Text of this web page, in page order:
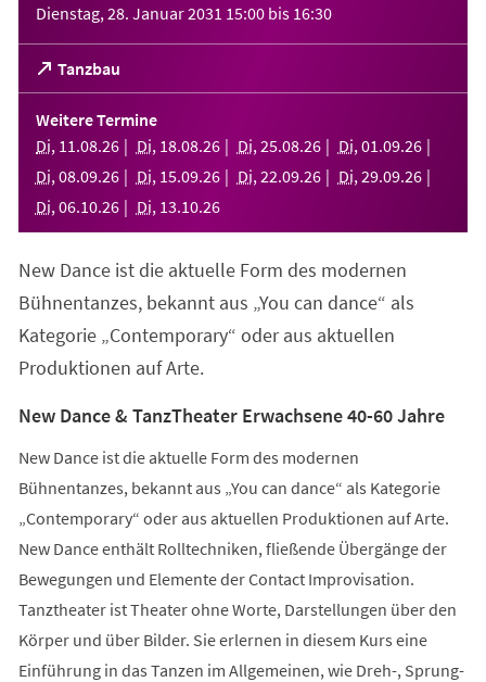
Dienstag, 28. Januar 2031 15:00 bis 16:30
Tanzbau
(Öffnet
in
einem
neuen
Tab)
Weitere Termine
Di, 11 .08.26 Di, 18.08.26 Di, 25.08.26 Di, 01 .09.26
Di, 08.09.26 Di, 15.09.26 Di, 22.09.26 Di, 29.09.26
Di, 06.10.26 Di, 13.10.26
New Dance ist die aktuelle Form des modernen
Bühnentanzes, bekannt aus „You can dance“ als
Kategorie „Contemporary“ oder aus aktuellen
Produktionen auf Arte.
New Dance & TanzTheater Erwachsene 40-60 Jahre
New Dance ist die aktuelle Form des modernen
Bühnentanzes, bekannt aus „You can dance“ als Kategorie
„Contemporary“ oder aus aktuellen Produktionen auf Arte.
New Dance enthält Rolltechniken, fließende Übergänge der
Bewegungen und Elemente der Contact Improvisation.
Tanztheater ist Theater ohne Worte, Darstellungen über den
Körper und über Bilder. Sie erlernen in diesem Kurs eine
Einführung in das Tanzen im Allgemeinen, wie Dreh-, Sprung-